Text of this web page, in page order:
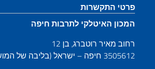
קטע כותרת תחתונה
פרטי התקשרות
המכון האיטלקי לתרבות חיפה
רחוב מאיר רוטברג, בן 12
3505612 חיפה – ישראל (בליבה של המושבה הגרמנית)